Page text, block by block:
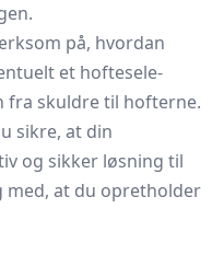
på, hvordan
et hoftesele-
fra skuldre til hofterne.
sikre, at din
og sikker løsning til
med, at du opretholder